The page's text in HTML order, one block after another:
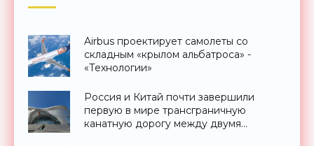
Airbus проектирует самолеты со
складным «крылом альбатроса» -
«Технологии»
Россия и Китай почти завершили
первую в мире трансграничную
канатную дорогу между двумя